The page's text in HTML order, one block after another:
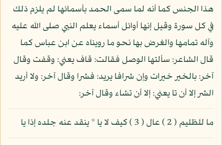
هذا الجنس كما أنه لما سمى الحمد بأسمائها لم يلزم ذلك
في كل سورة وقيل إنها أوائل أسماء يعلم النبي صلى الله عليه
وآله تمامها والغرض بها نحو ما رويناه عن ابن عباس كما
قال الشاعر: سألتها الوصل فقالت: قاف يعني: وقفت وقال
آخر: بالخير خيرات وإن شرافا يريد: فشرا وقال آخر: ولا أريد
الشر إلا أن تا يعني: إلا أن تشاء وقال آخر:
ما للظليم ( 2 ) عال ( 3 ) كيف لا يا * ينقد عنه جلده إذا يا